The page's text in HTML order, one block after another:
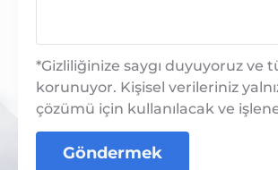
*Gizliliğinize saygı duyuyoruz ve
korunuyor. Kişisel verileriniz
çözümü için kullanılacak ve
Göndermek